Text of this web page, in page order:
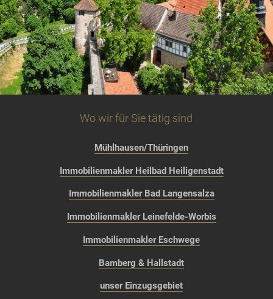
Wo wir für Sie tätig sind
Mühlhausen/Thüringen
Immobilienmakler Heilbad Heiligenstadt
Immobilienmakler Bad Langensalza
Immobilienmakler Leinefelde-Worbis
Immobilienmakler Eschwege
Bamberg & Hallstadt
unser Einzugsgebiet